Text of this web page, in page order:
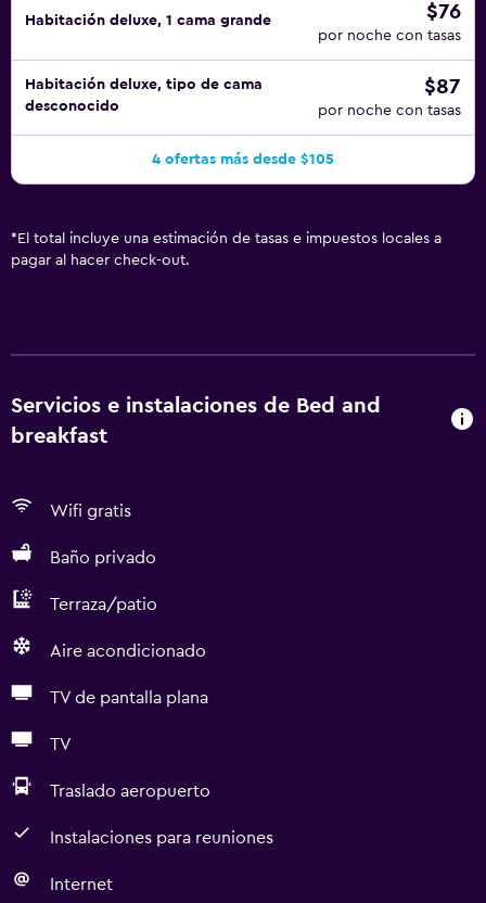
Habitación deluxe, 1 cama grande $76
por noche con tasas
Habitación deluxe, tipo de cama
desconocido
$87
por noche con tasas
4 ofertas más desde $105
* El total incluye una estimación de tasas e impuestos locales a
pagar al hacer check-out.
Servicios e instalaciones de Bed and
breakfast
Wifi gratis
Baño privado
Terraza/patio
Aire acondicionado
TV de pantalla plana
TV
Traslado aeropuerto
Instalaciones para reuniones
Internet